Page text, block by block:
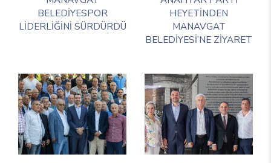
BELEDİYESPOR
LİDERLİĞİNİ SÜRDÜRDÜ
HEYETİNDEN
MANAVGAT
BELEDİYESİ’NE ZİYARET